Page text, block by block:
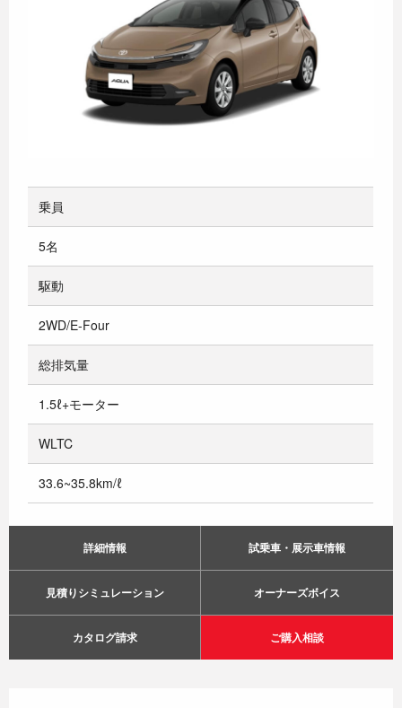
乗員
5名
駆動
2WD/E-Four
総排気量
1.5ℓ+モーター
WLTC
33.6~35.8km/ℓ
詳細情報 試乗車・展示車情報
見積りシミュレーション オーナーズボイス
カタログ請求 ご購入相談